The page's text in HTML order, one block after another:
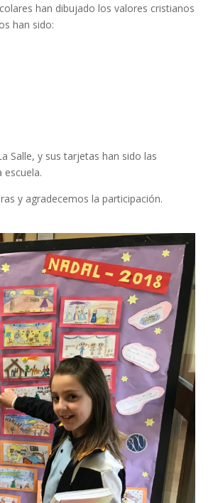
han dibujado los valores cristianos
han sido:
Salle, y sus tarjetas han sido las
escuela.
y agradecemos la participación.